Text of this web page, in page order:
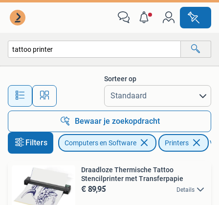
Alle afstanden…
Sorteer op
Bewaar je zoekopdracht
Filters Computers en Software Printers
Draadloze Thermische Tattoo
Stencilprinter met Transferpapie
€ 89,95 Details